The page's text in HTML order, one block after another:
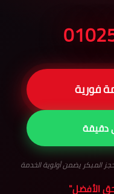
فورية
دقيقة
المبكر يضمن أولوية الخدمة
الأفضل"